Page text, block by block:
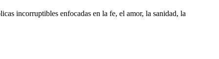
incorruptibles enfocadas en la fe, el amor, la sanidad, la